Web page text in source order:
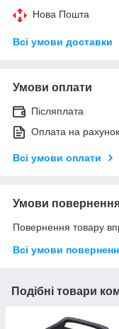
Нова Пошта
Всі умови доставки
Умови оплати
Післяплата
Оплата на рахунок
Всі умови оплати
Умови
Повернення товару
Всі умови
Подібні товари